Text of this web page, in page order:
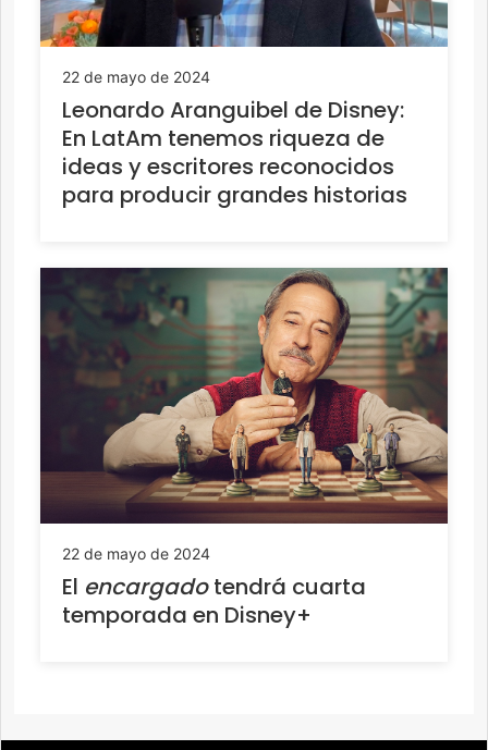
22 de mayo de 2024
Leonardo Aranguibel de Disney:
En LatAm tenemos riqueza de
ideas y escritores reconocidos
para producir grandes historias
22 de mayo de 2024
El encargadotendrá cuarta
temporada en Disney+